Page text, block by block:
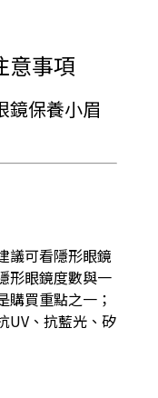
意事項
鏡保養小眉
議可看隱形眼鏡
形眼鏡度數與一
購買重點之一；
UV、抗藍光、矽